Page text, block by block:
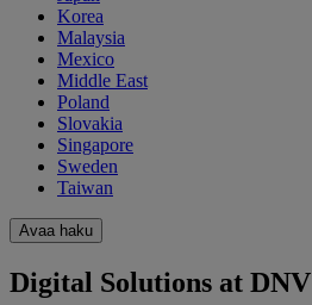
Korea
Malaysia
Mexico
Middle East
Poland
Slovakia
Singapore
Sweden
Taiwan
Avaa haku
Digital Solutions at DNV